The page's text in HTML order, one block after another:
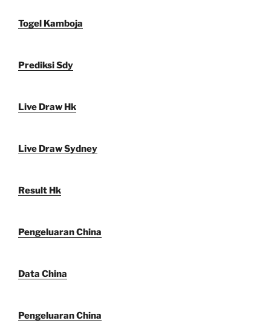
Togel Kamboja
Prediksi Sdy
Live Draw Hk
Live Draw Sydney
Result Hk
Pengeluaran China
Data China
Pengeluaran China